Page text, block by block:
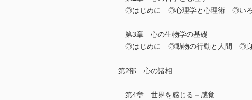
◎はじめに ◎心理学と心理術 ◎いろ
第3章 心の生物学の基礎
◎はじめに ◎動物の行動と人間 ◎
第2部 心の諸相
第4章 世界を感じる－感覚